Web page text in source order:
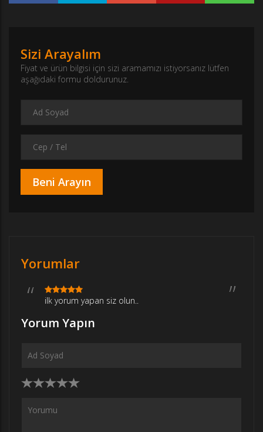
Sizi Arayalım
Fiyat ve ürün bilgisi için sizi aramamızı istiyorsanız lütfen
aşağıdaki formu doldurunuz.
Yorumlar
ilk yorum yapan siz olun..
Yorum Yapın